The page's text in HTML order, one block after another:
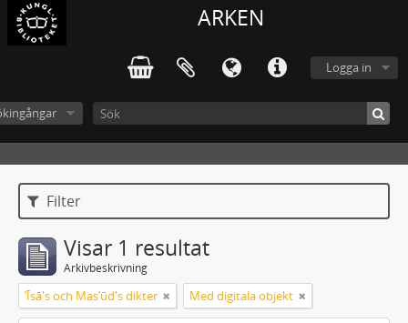
ARKEN
Logga in
Filter
Visar 1 resultat
Arkivbeskrivning
ʼĪsā's och Masʼūd's dikter Med digitala objekt